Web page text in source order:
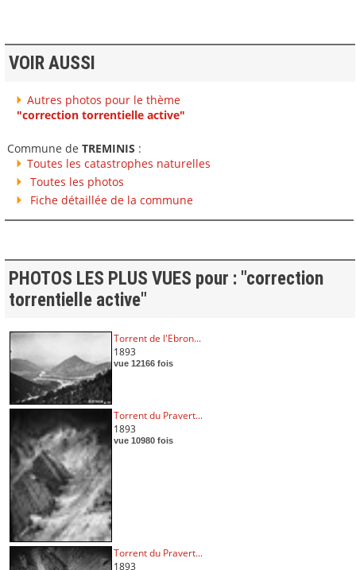
VOIR AUSSI
Autres photos pour le thème
"correction torrentielle active"
Commune de TREMINIS :
Toutes les catastrophes naturelles
Toutes les photos
Fiche détaillée de la commune
PHOTOS LES PLUS VUES pour : "correction
torrentielle active"
Torrent de l'Ebron...
1893
vue 12166 fois
Torrent du Pravert...
1893
vue 10980 fois
Torrent du Pravert...
1893